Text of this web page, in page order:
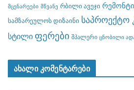
მცენარეები მწვანე რბილი ავეჯი რემონტი
სამზარეულოს დიზაინი საპროექტო
სტილი ფერები შპალერი ცნობილი
ახალი კომენტარები